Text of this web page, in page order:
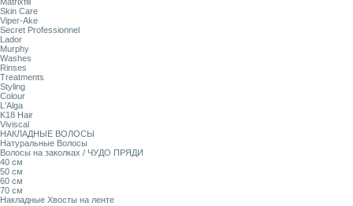
Skin Care
Viper-Ake
Secret Professionnel
Lador
Murphy
Washes
Rinses
Treatments
Styling
Colour
L'Alga
K18 Hair
Viviscal
НАКЛАДНЫЕ ВОЛОСЫ
Натуральные Волосы
Волосы на заколках / ЧУДО ПРЯДИ
40 см
50 см
60 см
70 см
Накладные Хвосты на ленте